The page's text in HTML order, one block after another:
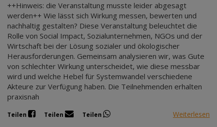
++Hinweis: die Veranstaltung musste leider abgesagt
werden++ Wie lässt sich Wirkung messen, bewerten und
nachhaltig gestalten? Diese Veranstaltung beleuchtet die
Rolle von Social Impact, Sozialunternehmen, NGOs und der
Wirtschaft bei der Lösung sozialer und ökologischer
Herausforderungen. Gemeinsam analysieren wir, was Gute
von schlechter Wirkung unterscheidet, wie diese messbar
wird und welche Hebel für Systemwandel verschiedene
Akteure zur Verfügung haben. Die Teilnehmenden erhalten
praxisnah
Teilen Teilen Teilen Weiterlesen